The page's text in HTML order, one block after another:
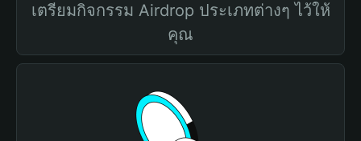
เตรียมกิจกรรม Airdrop ประเภทต่างๆ ไว้ให้
คุณ